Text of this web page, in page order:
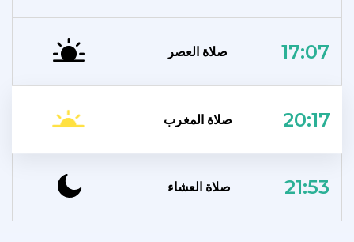
صلاة العصر 17:07
صلاة المغرب 20:17
صلاة العشاء 21:53